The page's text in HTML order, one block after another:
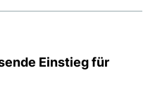
Einstieg für